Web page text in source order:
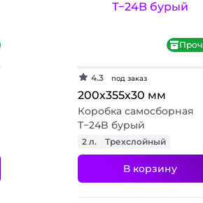
Подробнее
4.3 под заказ
200х355х30 мм
Коробка самосборная
Т−24B бурый
2 л. Трехслойный
В корзину